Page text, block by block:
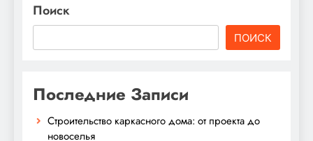
Поиск
ПОИСК
Последние Записи
Строительство каркасного дома: от проекта до
новоселья